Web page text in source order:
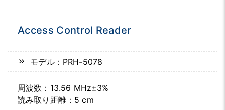
Access Control Reader
モデル：PRH-5078
周波数：13.56 MHz±3%
読み取り距離：5 cm